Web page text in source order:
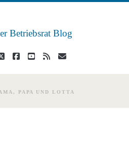
Betriebsrat Blog
twitterfacebook
youtube
rss E-
Mail
PAPA UND LOTTA